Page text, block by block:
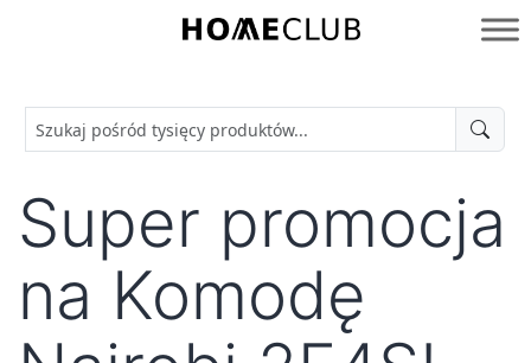
Homeclub
Super promocja
na Komodę